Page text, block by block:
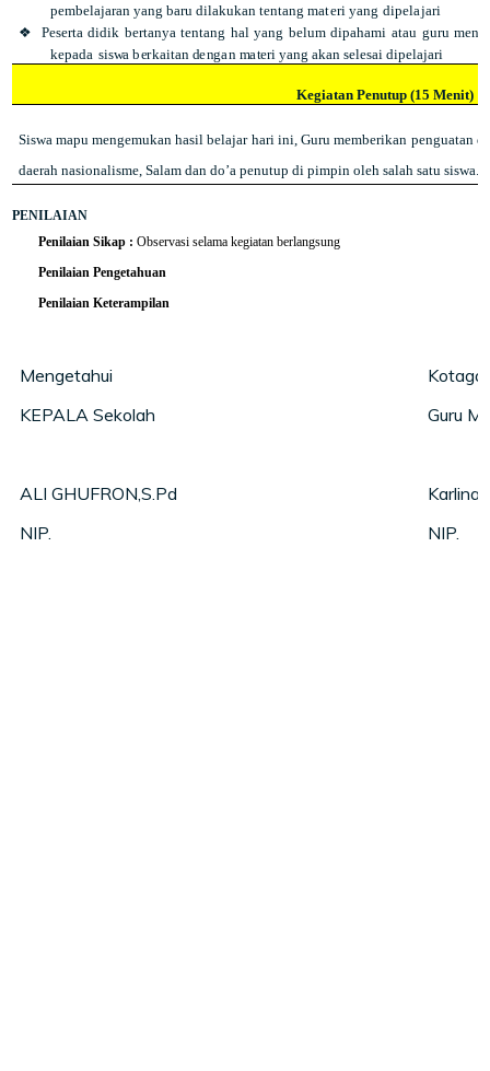
pembelajaran yang baru dilakukan tentang materi yang dipelajari
❖
Peserta didik bertanya tentang hal yang belum dipahami atau guru men
kepada siswaberkaitandengan materi yang akan selesai dipelajari
Kegiatan Penutup (15 Menit)
Siswa mapu mengemukan hasil belajar hari ini, Guru memberikan penguatan
daerah nasionalisme, Salam dan do’a penutup di pimpin oleh salah satu siswa.
PENILAIAN
Penilaian Sikap :Observasi selama kegiatan berlangsung
Penilaian Pengetahuan
Penilaian Keterampilan
Mengetahui
KEPALA Sekolah
ALI GHUFRON,S.Pd
NIP.
Guru
Karlina
NIP.